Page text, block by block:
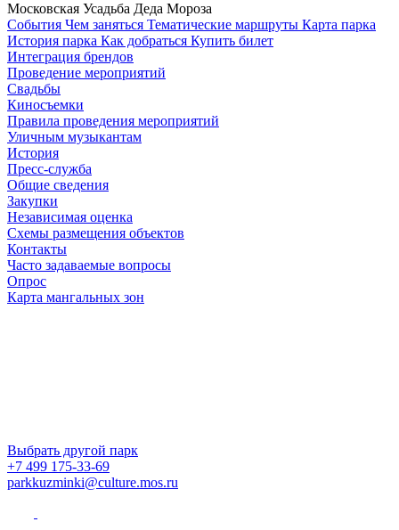
Московская Усадьба Деда Мороза
Cобытия Чем заняться Тематические маршруты Карта парка
История парка Как добраться Купить билет
Интеграция брендов
Проведение мероприятий
Свадьбы
Киносъемки
Правила проведения мероприятий
Уличным музыкантам
История
Пресс-служба
Общие сведения
Закупки
Независимая оценка
Схемы размещения объектов
Контакты
Часто задаваемые вопросы
Опрос
Карта мангальных зон
Выбрать другой парк
+7 499 175-33-69
parkkuzminki@culture.mos.ru